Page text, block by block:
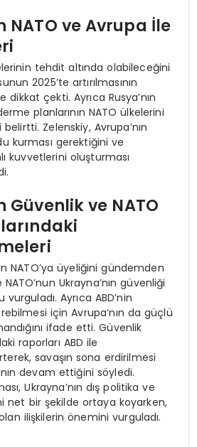
NATO ve Avrupa İle
tehdit altında olabileceğini
2025’te artırılmasının
çekti. Ayrıca Rusya’nın
planlarının NATO ülkelerini
Zelenskiy, Avrupa’nın
kurması gerektiğini ve
kuvvetlerini oluşturması
Güvenlik ve NATO
NATO’ya üyeliğini gündemden
Ukrayna’nın güvenliği
Ayrıca ABD’nin
için Avrupa’nın da güçlü
ifade etti. Güvenlik
raporları ABD ile
savaşın sona erdirilmesi
devam ettiğini söyledi.
Ukrayna’nın dış politika ve
net bir şekilde ortaya koyarken,
ilişkilerin önemini vurguladı.